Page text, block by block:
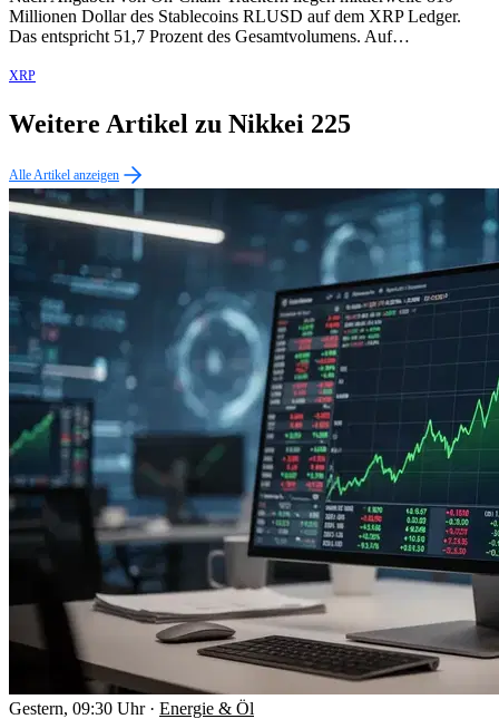
Millionen Dollar des Stablecoins RLUSD auf dem XRP Ledger.
Das entspricht 51,7 Prozent des Gesamtvolumens. Auf…
XRP
Weitere Artikel zu Nikkei 225
Alle Artikel anzeigen
Gestern, 09:30 Uhr · Energie & Öl